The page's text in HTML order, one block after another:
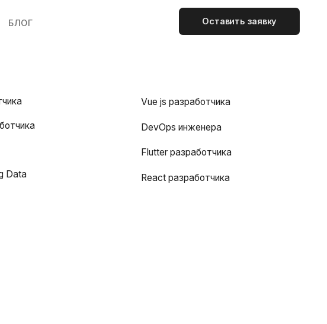
React разработчика